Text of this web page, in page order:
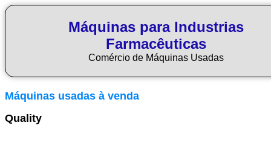
Máquinas para Industrias
Farmacêuticas
Comércio de Máquinas Usadas
Máquinas usadas à venda
Quality